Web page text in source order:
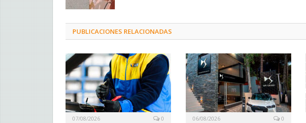
PUBLICACIONES RELACIONADAS
07/08/2026 0 06/08/2026 0